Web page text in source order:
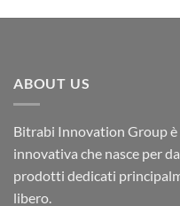
era:
ABOUT US
Bitrabi Innovation Group è
innovativa che nasce per
prodotti dedicati
libero.